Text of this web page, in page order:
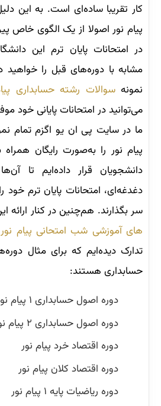
کار تقریبا ساده‌ای است. به این
پیام نور اصولا از یک الگوی خاص
در امتحانات پایان ترم این
مشابه با دوره‌های قبل را خواهید
نمونهسوالات رشته حسابداری
می‌توانید در امتحانات پایانی خود
ما در سایت پی ان یو اگزم تمام
پیام نور را به‌صورت رایگان همراه
دانشجویان قرار داده‌ایم تا
دغدغه‌ای، امتحانات پایان ترم
سر بگذارند. هم‌چنین در کنار ارائه
های آموزشی شب امتحانی پیام نور
تدارک دیده‌ایم که برای مثال
حسابداری هستند:
دوره اصول حسابداری ۱ پیام نور
دوره اصول حسابداری ۲ پیام نور
دوره اقتصاد خرد پیام نور
دوره اقتصاد کلان پیام نور
دوره ریاضیات پایه ۱ پیام نور